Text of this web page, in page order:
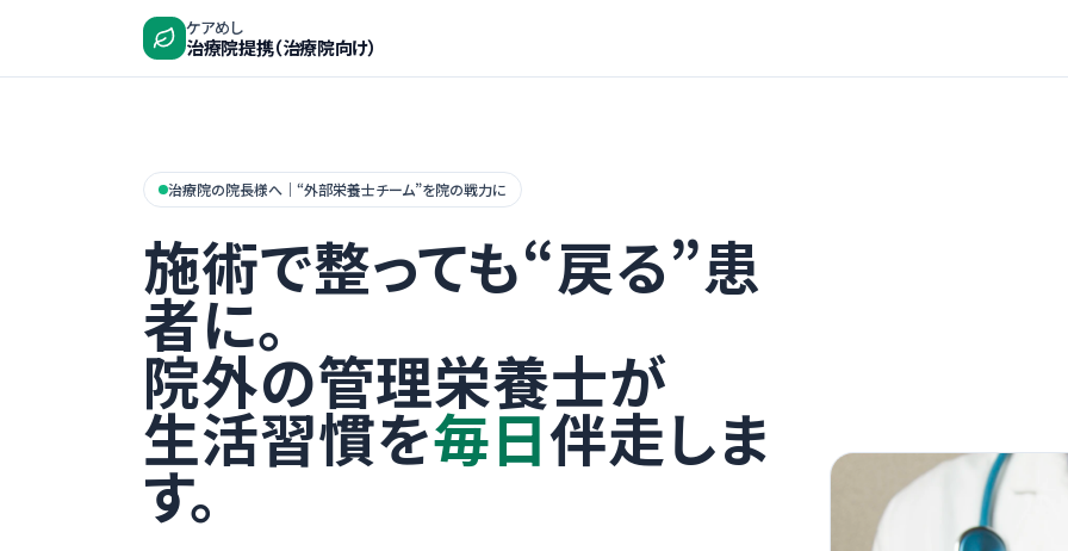
ケアめし
治療院提携（治療院向け）
治療院の院長様へ｜“外部栄養士チーム”を院の戦力に
施術で整っても“戻る”患
者に。
院外の管理栄養士が
生活習慣を毎日伴走しま
す。